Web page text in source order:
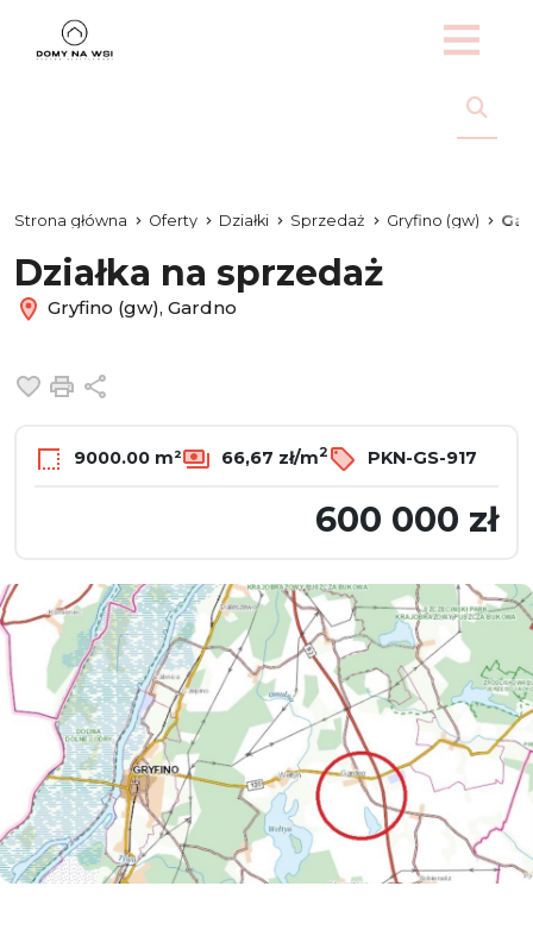
Strona główna Oferty Działki Sprzedaż Gryfino (gw)
Działka na sprzedaż
Gryfino (gw), Gardno
Dodaj do ulubionych
Drukuj
9000.00 m² 66,67 zł/m2 PKN-GS-917
600 000 zł